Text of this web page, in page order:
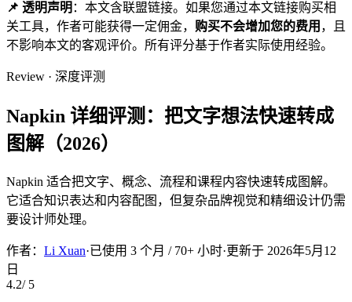
📌 透明声明 ：本文含联盟链接。如果您通过本文链接购买相
关工具，作者可能获得一定佣金， 购买不会增加您的费用 ，且
不影响本文的客观评价。所有评分基于作者实际使用经验。
Review · 深度评测
Napkin 详细评测：把文字想法快速转成
图解（2026）
Napkin 适合把文字、概念、流程和课程内容快速转成图解。
它适合知识表达和内容配图，但复杂品牌视觉和精细设计仍需
要设计师处理。
作者： Li Xuan·已使用 3 个月 / 70+ 小时·更新于 2026年5月12
日
4.2/ 5